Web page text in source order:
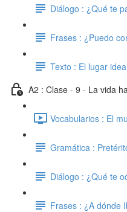
Diálogo : ¿Qué te
Frases : ¿Puedo
Texto : El lugar
A2 : Clase - 9 - La vida
Vocabularios : El
Gramática :
Diálogo : ¿Qué te
Frases : ¿A dónde